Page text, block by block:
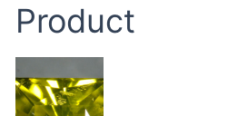
Product